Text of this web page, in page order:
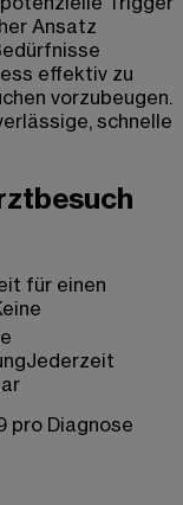
Ansatz
effektiv zu
vorzubeugen.
schnelle
für einen
Jederzeit
pro Diagnose